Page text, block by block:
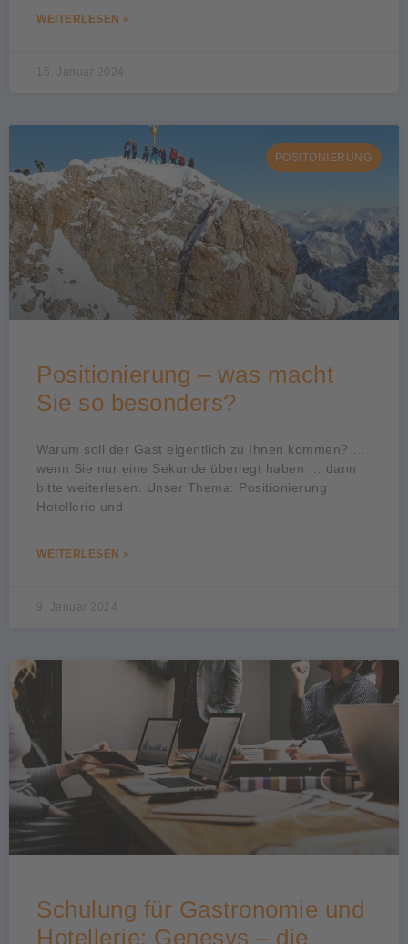
WEITERLESEN »
15. Januar 2024
POSITONIERUNG
Positionierung – was macht
Sie so besonders?
Warum soll der Gast eigentlich zu Ihnen kommen? …
wenn Sie nur eine Sekunde überlegt haben … dann
bitte weiterlesen. Unser Thema: Positionierung
Hotellerie und
WEITERLESEN »
9. Januar 2024
Schulung für Gastronomie und
Hotellerie: Genesys – die